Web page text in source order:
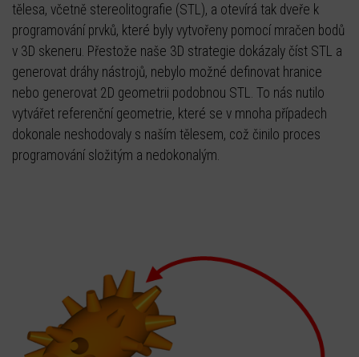
tělesa, včetně stereolitografie (STL), a otevírá tak dveře k
programování prvků, které byly vytvořeny pomocí mračen bodů
v 3D skeneru. Přestože naše 3D strategie dokázaly číst STL a
generovat dráhy nástrojů, nebylo možné definovat hranice
nebo generovat 2D geometrii podobnou STL. To nás nutilo
vytvářet referenční geometrie, které se v mnoha případech
dokonale neshodovaly s naším tělesem, což činilo proces
programování složitým a nedokonalým.